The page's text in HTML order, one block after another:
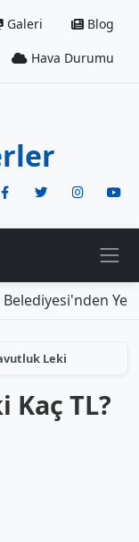
Galeri
Blog
Hava Durumu
Leki
TL?